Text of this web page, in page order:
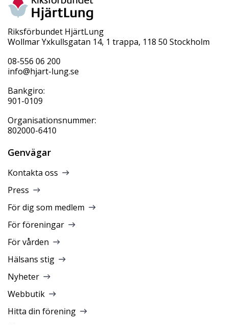
Riksförbundet HjärtLung
Wollmar Yxkullsgatan 14, 1 trappa, 118 50 Stockholm
08-556 06 200
info@hjart-lung.se
Bankgiro:
901-0109
Organisationsnummer:
802000-6410
Genvägar
Kontakta oss
Press
För dig som medlem
För föreningar
För vården
Hälsans stig
Nyheter
Webbutik
Hitta din förening